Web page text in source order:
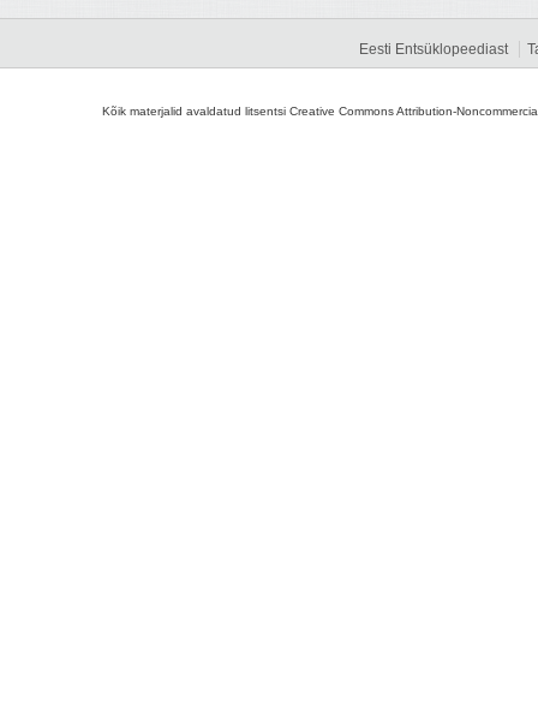
Eesti Entsüklopeediast
Kõik materjalid avaldatud litsentsi Creative Commons Attribution-